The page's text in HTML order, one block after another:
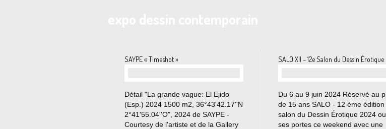
SAYPE « Timeshot »
Détail "La grande vague: El Ejido
(Esp.) 2024 1500 m2, 36°43'42.17''N
2°41'55.04''O", 2024 de SAYPE -
Courtesy de l'artiste et de la Gallery
SALO XII – 12e Salon du Dessin Érotique
Du 6 au 9 juin 2024 Réservé au
de 15 ans SALO - 12 ème édition
salon du Dessin Érotique 2024
ses portes ce weekend avec une